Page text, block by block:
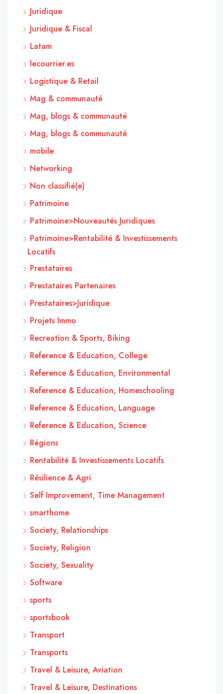
Juridique
Juridique & Fiscal
Latam
lecourrier.es
Logistique & Retail
Mag & communauté
Mag, blogs & communauté
Mag, blogs & communauté
mobile
Networking
Non classifié(e)
Patrimoine
Patrimoine>Nouveautés Juridiques
Patrimoine>Rentabilité & Investissements
Locatifs
Prestataires
Prestataires Partenaires
Prestataires>Juridique
Projets Immo
Recreation & Sports, Biking
Reference & Education, College
Reference & Education, Environmental
Reference & Education, Homeschooling
Reference & Education, Language
Reference & Education, Science
Régions
Rentabilité & Investissements Locatifs
Résilience & Agri
Self Improvement, Time Management
smarthome
Society, Relationships
Society, Religion
Society, Sexuality
Software
sports
sportsbook
Transport
Transports
Travel & Leisure, Aviation
Travel & Leisure, Destinations